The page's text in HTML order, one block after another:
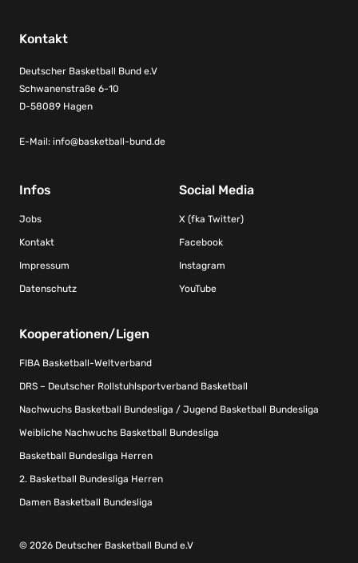
Kontakt
Deutscher Basketball Bund e.V
Schwanenstraße 6-10
D-58089 Hagen
E-Mail: info@basketball-bund.de
Infos
Jobs
Kontakt
Impressum
Datenschutz
Social Media
X (fka Twitter)
Facebook
Instagram
YouTube
Kooperationen/Ligen
FIBA Basketball-Weltverband
DRS – Deutscher Rollstuhlsportverband Basketball
Nachwuchs Basketball Bundesliga / Jugend Basketball Bundesliga
Weibliche Nachwuchs Basketball Bundesliga
Basketball Bundesliga Herren
2. Basketball Bundesliga Herren
Damen Basketball Bundesliga
© 2026 Deutscher Basketball Bund e.V